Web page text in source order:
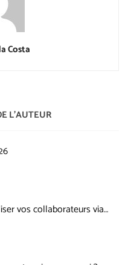
Costa
L'AUTEUR
vos collaborateurs via…